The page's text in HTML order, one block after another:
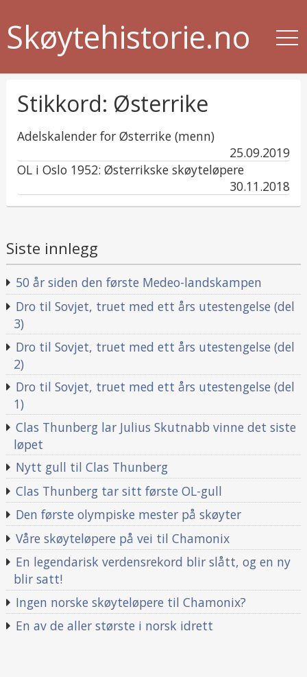
Skøytehistorie.no
Stikkord: Østerrike
Adelskalender for Østerrike (menn)
published
in
25.09.2019
OL i Oslo 1952: Østerrikske skøyteløpere
published
in
30.11.2018
Siste innlegg
50 år siden den første Medeo-landskampen
Dro til Sovjet, truet med ett års utestengelse (del
3)
Dro til Sovjet, truet med ett års utestengelse (del
2)
Dro til Sovjet, truet med ett års utestengelse (del
1)
Clas Thunberg lar Julius Skutnabb vinne det siste
løpet
Nytt gull til Clas Thunberg
Clas Thunberg tar sitt første OL-gull
Den første olympiske mester på skøyter
Våre skøyteløpere på vei til Chamonix
En legendarisk verdensrekord blir slått, og en ny
blir satt!
Ingen norske skøyteløpere til Chamonix?
En av de aller største i norsk idrett